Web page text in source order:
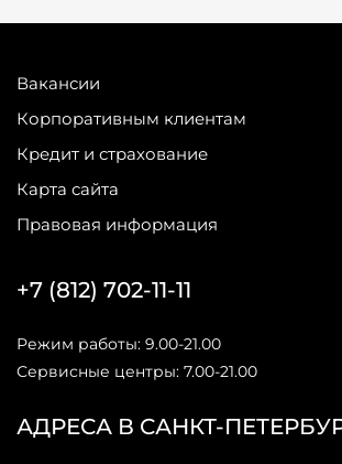
Вакансии
Корпоративным клиентам
Кредит и страхование
Карта сайта
Правовая информация
АДРЕСА В САНКТ-
+7 (812) 702-11-11
Режим работы: 9.00-21.00
Сервисные центры: 7.00-21.00